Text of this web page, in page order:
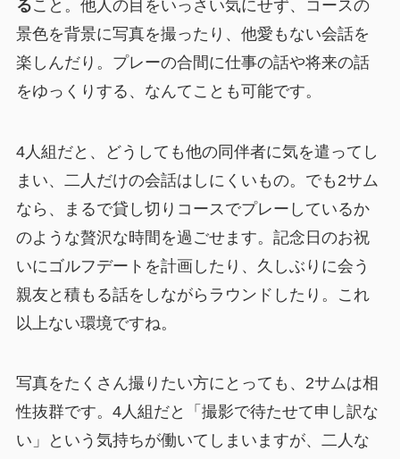
ること。他人の目をいっさい気にせず、コースの
景色を背景に写真を撮ったり、他愛もない会話を
楽しんだり。プレーの合間に仕事の話や将来の話
をゆっくりする、なんてことも可能です。
4人組だと、どうしても他の同伴者に気を遣ってし
まい、二人だけの会話はしにくいもの。でも2サム
なら、まるで貸し切りコースでプレーしているか
のような贅沢な時間を過ごせます。記念日のお祝
いにゴルフデートを計画したり、久しぶりに会う
親友と積もる話をしながらラウンドしたり。これ
以上ない環境ですね。
写真をたくさん撮りたい方にとっても、2サムは相
性抜群です。4人組だと「撮影で待たせて申し訳な
い」という気持ちが働いてしまいますが、二人な